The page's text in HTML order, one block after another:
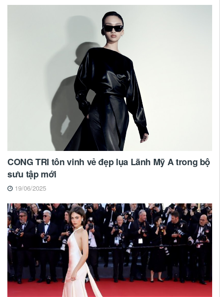
CONG TRI tôn vinh vẻ đẹp lụa Lãnh Mỹ A trong bộ
sưu tập mới
19/06/2025